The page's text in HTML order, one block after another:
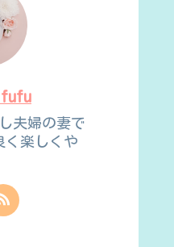
夫婦の妻で
楽しくや